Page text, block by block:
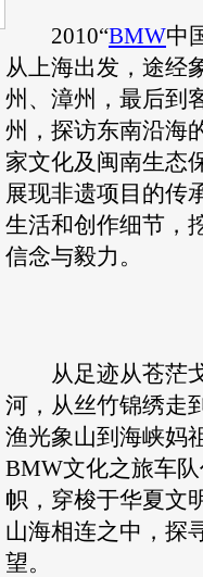
2010“BMW中
从上海出发，途经
州、漳州，最后到
州，探访东南沿海
家文化及闽南生态
展现非遗项目的传
生活和创作细节，
信念与毅力。
从足迹从苍茫
河，从丝竹锦绣走
渔光象山到海峡妈
BMW文化之旅车
帜，穿梭于华夏文
山海相连之中，探
望。